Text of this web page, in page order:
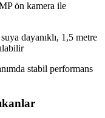
ön kamera ile
dayanıklı, 1,5 metre
stabil performans